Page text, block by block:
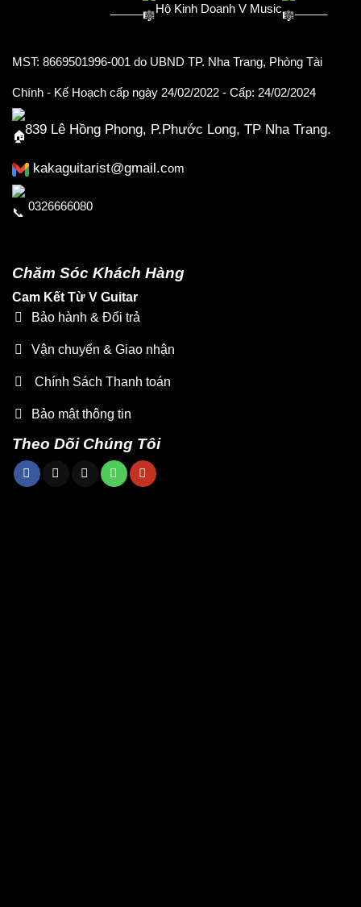
Hộ Kinh Doanh V Music
MST: 8669501996-001 do UBND TP. Nha Trang, Phòng Tài
Chính - Kế Hoạch cấp ngày 24/02/2022 - Cấp: 24/02/2024
839 Lê Hồng Phong, P.Phước Long, TP Nha Trang.
kakaguitarist@gmail.com
0326666080
Chăm Sóc Khách Hàng
Cam Kết Từ V Guitar
Bảo hành & Đổi trả
Vận chuyển & Giao nhận
Chính Sách Thanh toán
Bảo mật thông tin
Theo Dõi Chúng Tôi